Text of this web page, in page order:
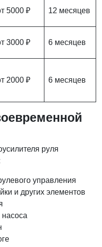
5000 ₽ 12 месяцев
3000 ₽ 6 месяцев
2000 ₽ 6 месяцев
руля
управления
и других элементов